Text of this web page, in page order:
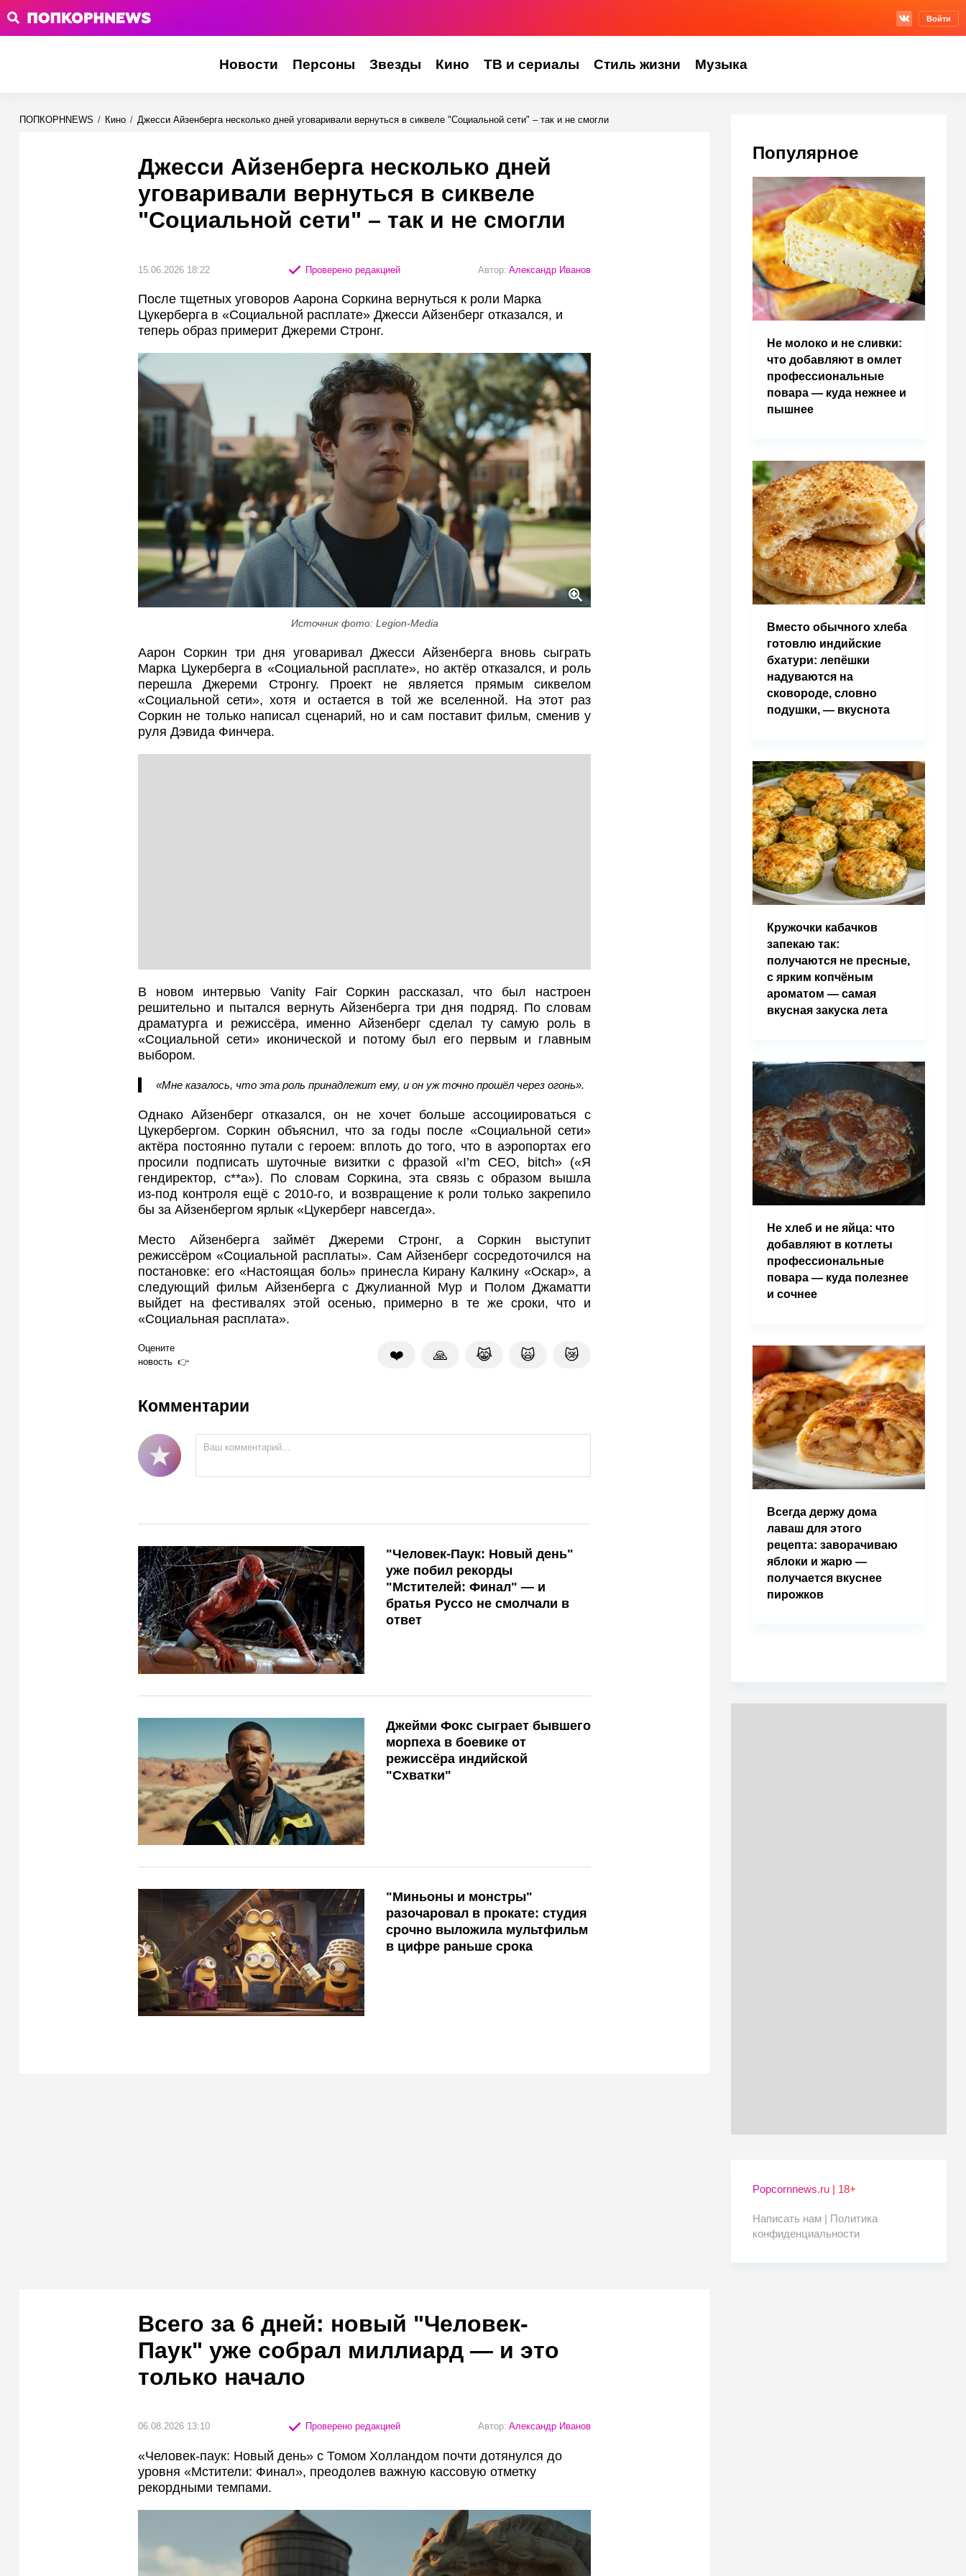
Войти
Новости Персоны Звезды Кино ТВ и сериалы Стиль жизни Музыка
ПОПКОРНNEWS / Кино / Джесси Айзенберга несколько дней уговаривали вернуться в сиквеле "Социальной сети" – так и не смогли
Джесси Айзенберга несколько дней
уговаривали вернуться в сиквеле
"Социальной сети" – так и не смогли
15.06.2026 18:22 Проверено редакцией Автор: Александр Иванов
После тщетных уговоров Аарона Соркина вернуться к роли Марка
Цукерберга в «Социальной расплате» Джесси Айзенберг отказался, и
теперь образ примерит Джереми Стронг.
Источник фото: Legion-Media
Аарон Соркин три дня уговаривал Джесси Айзенберга вновь сыграть
Марка Цукерберга в «Социальной расплате», но актёр отказался, и роль
перешла Джереми Стронгу. Проект не является прямым сиквелом
«Социальной сети», хотя и остается в той же вселенной. На этот раз
Соркин не только написал сценарий, но и сам поставит фильм, сменив у
руля Дэвида Финчера.
В новом интервью Vanity Fair Соркин рассказал, что был настроен
решительно и пытался вернуть Айзенберга три дня подряд. По словам
драматурга и режиссёра, именно Айзенберг сделал ту самую роль в
«Социальной сети» иконической и потому был его первым и главным
выбором.
«Мне казалось, что эта роль принадлежит ему, и он уж точно прошёл через огонь».
Однако Айзенберг отказался, он не хочет больше ассоциироваться с
Цукербергом. Соркин объяснил, что за годы после «Социальной сети»
актёра постоянно путали с героем: вплоть до того, что в аэропортах его
просили подписать шуточные визитки с фразой «I’m CEO, bitch» («Я
гендиректор, с**а»). По словам Соркина, эта связь с образом вышла
из‑под контроля ещё с 2010‑го, и возвращение к роли только закрепило
бы за Айзенбергом ярлык «Цукерберг навсегда».
Место Айзенберга займёт Джереми Стронг, а Соркин выступит
режиссёром «Социальной расплаты». Сам Айзенберг сосредоточился на
постановке: его «Настоящая боль» принесла Кирану Калкину «Оскар», а
следующий фильм Айзенберга с Джулианной Мур и Полом Джаматти
выйдет на фестивалях этой осенью, примерно в те же сроки, что и
«Социальная расплата».
Оцените
новость
❤️ 🙏 😹 🙀 😿
Комментарии
"Человек-Паук: Новый день"
уже побил рекорды
"Мстителей: Финал" — и
братья Руссо не смолчали в
ответ
Джейми Фокс сыграет бывшего
морпеха в боевике от
режиссёра индийской
"Схватки"
"Миньоны и монстры"
разочаровал в прокате: студия
срочно выложила мультфильм
в цифре раньше срока
Всего за 6 дней: новый "Человек-
Паук" уже собрал миллиард — и это
только начало
06.08.2026 13:10 Проверено редакцией Автор: Александр Иванов
«Человек-паук: Новый день» с Томом Холландом почти дотянулся до
уровня «Мстители: Финал», преодолев важную кассовую отметку
рекордными темпами.
Популярное
Не молоко и не сливки:
что добавляют в омлет
профессиональные
повара — куда нежнее и
пышнее
Вместо обычного хлеба
готовлю индийские
бхатури: лепёшки
надуваются на
сковороде, словно
подушки, — вкуснота
Кружочки кабачков
запекаю так:
получаются не пресные,
с ярким копчёным
ароматом — самая
вкусная закуска лета
Не хлеб и не яйца: что
добавляют в котлеты
профессиональные
повара — куда полезнее
и сочнее
Всегда держу дома
лаваш для этого
рецепта: заворачиваю
яблоки и жарю —
получается вкуснее
пирожков
Popcornnews.ru | 18+
Написать нам | Политика
конфиденциальности